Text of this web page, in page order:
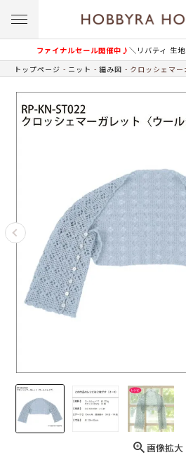
ファイナルセール開催中♪＼リバティ 生
トップページ ニット 編み図 クロッシェマ
画像拡大